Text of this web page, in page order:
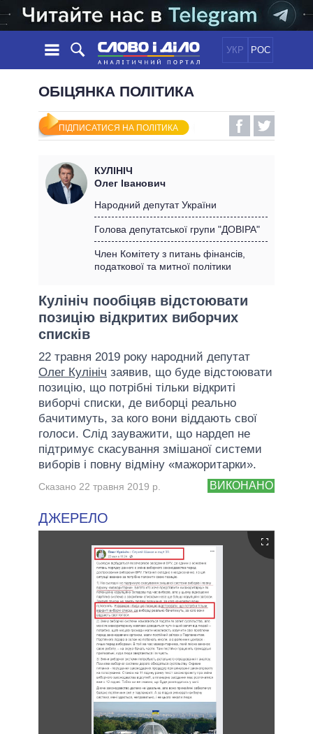
УКР РОС
НОВИНИ
СТРІЧКА
ПОДІЇ
СТАТТІ
ДУМКИ
ОГЛЯДИ
ДАЙДЖЕСТИ
ПОЛІТИКА
ЕКОНОМІКА
ОБIЦЯНКИ
УСІ ПОЛІТИКИ
ПРЕЗИДЕНТ І ОФІС
КАБІНЕТ МІНІСТРІВ
ГОЛОВИ ОБЛАДМІНІСТРАЦІЙ
ВСІ ПЕРСОНИ
ІНФОГРАФІКА
ВІДЕО
ПІДТРИМАТИ
ПОРІВНЯННЯ ПОЛІТИКІВ
ОБІЦЯНКА ПОЛІТИКА
ПІДПИСАТИСЯ НА ПОЛІТИКА
КУЛІНІЧ
Олег Іванович
Народний депутат України
Голова депутатської групи "ДОВІРА"
Член Комітету з питань фінансів,
податкової та митної політики
Кулініч пообіцяв відстоювати
позицію відкритих виборчих
списків
22 травня 2019 року народний депутат
Олег Кулініч заявив, що буде відстоювати
позицію, що потрібні тільки відкриті
виборчі списки, де виборці реально
бачитимуть, за кого вони віддають свої
голоси. Слід зауважити, що нардеп не
підтримує скасування змішаної системи
виборів і повну відміну «мажоритарки».
ВИКОНАНО
Сказано 22 травня 2019 р.
ДЖЕРЕЛО